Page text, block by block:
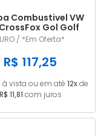
Combustivel VW
Gol Golf
Parati Saveiro
Voyage Flex
/ *Em Oferta*
R$ 117,25
à vista ou em até 12xde
R$ 11,81 com juros